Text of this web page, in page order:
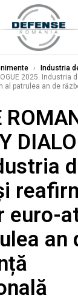
› Industria
2025. Industria
al patrulea an de
euro-
an